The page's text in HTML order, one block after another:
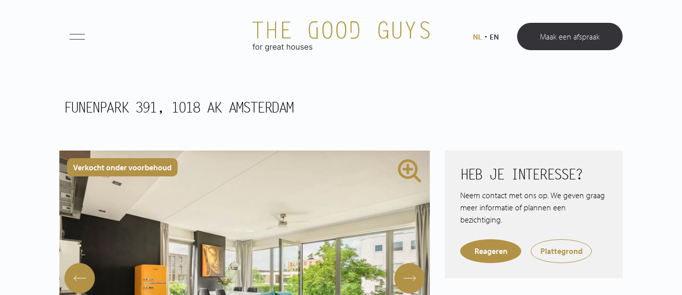
NL EN Maak een afspraak
FUNENPARK 391, 1018 AK AMSTERDAM
Verkocht onder voorbehoud HEB JE INTERESSE?
Neem contact met ons op. We geven graag
meer informatie of plannen een
bezichtiging.
Reageren Plattegrond